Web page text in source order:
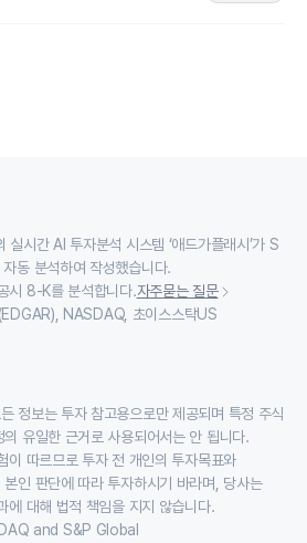
실시간 AI 투자분석 시스템 ‘애드가플래시’가 S
동 분석하여 작성했습니다.
시 8-K를 분석합니다.자주묻는 질문
NASDAQ, 초이스스탁US
정보는 투자 참고용으로만 제공되며 특정 주식
유일한 근거로 사용되어서는 안 됩니다.
이 따르므로 투자 전 개인의 투자목표와
인 판단에 따라 투자하시기 바라며, 당사는
에 대해 법적 책임을 지지 않습니다.
and S&P Global